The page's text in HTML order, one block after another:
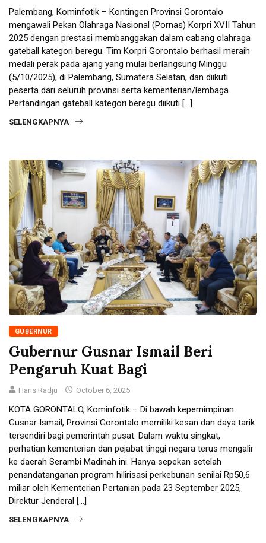
Palembang, Kominfotik – Kontingen Provinsi Gorontalo
mengawali Pekan Olahraga Nasional (Pornas) Korpri XVII Tahun
2025 dengan prestasi membanggakan dalam cabang olahraga
gateball kategori beregu. Tim Korpri Gorontalo berhasil meraih
medali perak pada ajang yang mulai berlangsung Minggu
(5/10/2025), di Palembang, Sumatera Selatan, dan diikuti
peserta dari seluruh provinsi serta kementerian/lembaga.
Pertandingan gateball kategori beregu diikuti […]
SELENGKAPNYA
GUBERNUR
Gubernur Gusnar Ismail Beri
Pengaruh Kuat Bagi
Haris Radju October 6, 2025
KOTA GORONTALO, Kominfotik – Di bawah kepemimpinan
Gusnar Ismail, Provinsi Gorontalo memiliki kesan dan daya tarik
tersendiri bagi pemerintah pusat. Dalam waktu singkat,
perhatian kementerian dan pejabat tinggi negara terus mengalir
ke daerah Serambi Madinah ini. Hanya sepekan setelah
penandatanganan program hilirisasi perkebunan senilai Rp50,6
miliar oleh Kementerian Pertanian pada 23 September 2025,
Direktur Jenderal […]
SELENGKAPNYA